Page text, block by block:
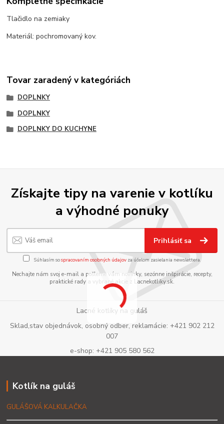
Tlačidlo na zemiaky
Materiál: pochromovaný kov.
Tovar zaradený v kategóriách
DOPLNKY
DOPLNKY
DOPLNKY DO KUCHYNE
Získajte tipy na varenie v kotlíku
a výhodné ponuky
Prihlásiť sa
Súhlasím sospracovaním osobných údajov za účelom zasielania newslettera.
Nechajte nám svoj e-mail a pošleme vám novinky, sezónne inšpirácie, recepty,
praktické rady a vybrané akcie z Lacnekotliky.sk.
Lacné kotlíky na guláš
Sklad,stav objednávok, osobný odber, reklamácie: +421 902 212
007
e-shop: +421 905 580 562
Kotlík na guláš
GULÁŠOVÁ KALKULAČKA